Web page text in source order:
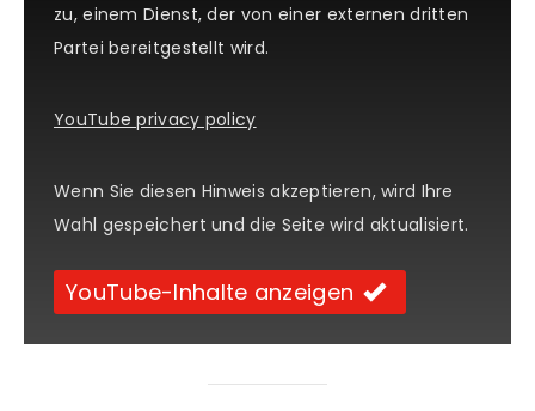
zu, einem Dienst, der von einer externen dritten
Partei bereitgestellt wird.
YouTube privacy policy
Wenn Sie diesen Hinweis akzeptieren, wird Ihre
Wahl gespeichert und die Seite wird aktualisiert.
YouTube-Inhalte anzeigen